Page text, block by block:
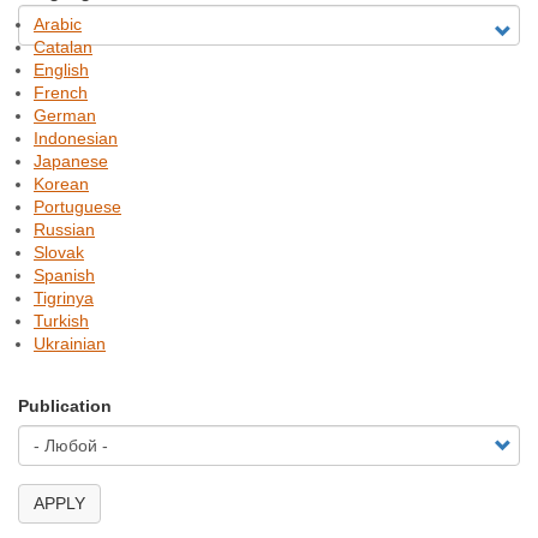
Arabic
Catalan
English
French
German
Indonesian
Japanese
Korean
Portuguese
Russian
Slovak
Spanish
Tigrinya
Turkish
Ukrainian
Publication
Пример: Отпор - Народная Сила в Сербии
Conflict line